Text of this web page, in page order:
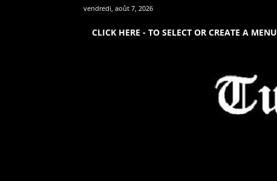
vendredi, août 7, 2026
CLICK HERE - TO SELECT OR CREATE A MENU